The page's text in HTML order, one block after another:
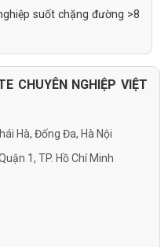
suốt chặng đường >8
CHUYÊN NGHIỆP VIỆT
Hà, Đống Đa, Hà Nội
1, TP. Hồ Chí Minh